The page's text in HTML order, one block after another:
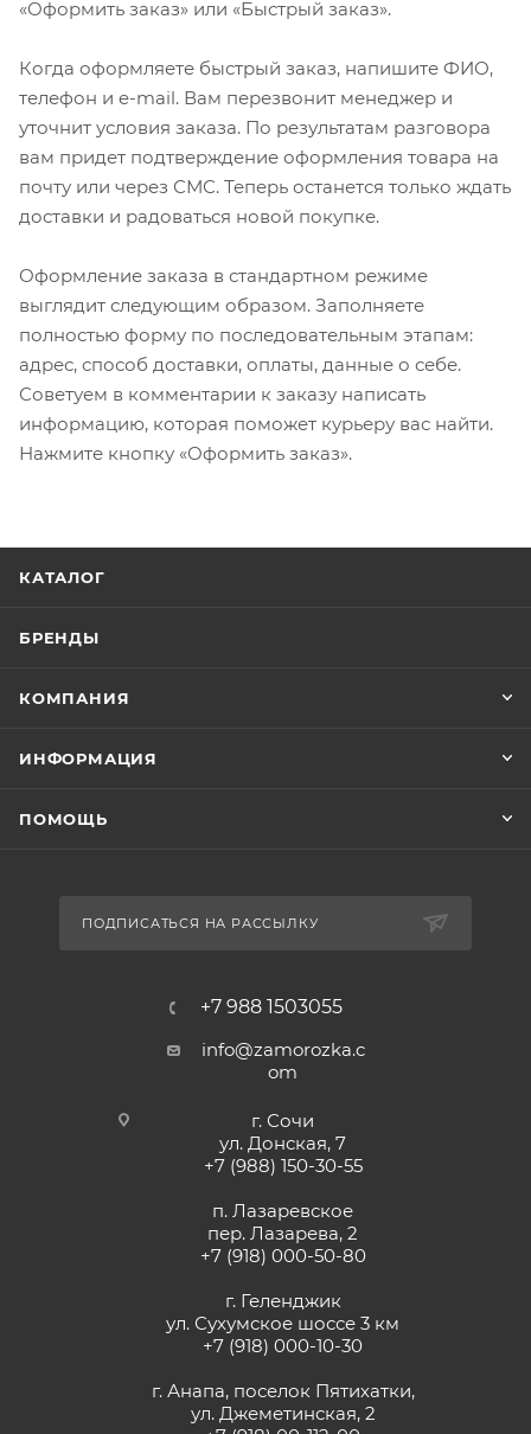
«Оформить заказ» или «Быстрый заказ».
Когда оформляете быстрый заказ, напишите ФИО,
телефон и e-mail. Вам перезвонит менеджер и
уточнит условия заказа. По результатам разговора
вам придет подтверждение оформления товара на
почту или через СМС. Теперь останется только ждать
доставки и радоваться новой покупке.
Оформление заказа в стандартном режиме
выглядит следующим образом. Заполняете
полностью форму по последовательным этапам:
адрес, способ доставки, оплаты, данные о себе.
Советуем в комментарии к заказу написать
информацию, которая поможет курьеру вас найти.
Нажмите кнопку «Оформить заказ».
КАТАЛОГ
БРЕНДЫ
КОМПАНИЯ
ИНФОРМАЦИЯ
ПОМОЩЬ
ПОДПИСАТЬСЯ НА РАССЫЛКУ
+7 988 1503055
info@zamorozka.c
om
г. Сочи
ул. Донская, 7
+7 (988) 150-30-55
п. Лазаревское
пер. Лазарева, 2
+7 (918) 000-50-80
г. Геленджик
ул. Сухумское шоссе 3 км
+7 (918) 000-10-30
г. Анапа, поселок Пятихатки,
ул. Джеметинская, 2